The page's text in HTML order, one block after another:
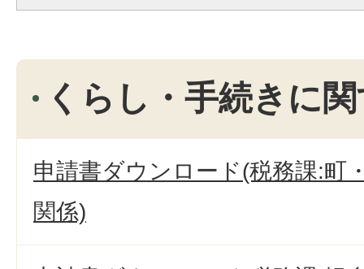
くらし・手続きに
申請書ダウンロード(税務課:町
関係)